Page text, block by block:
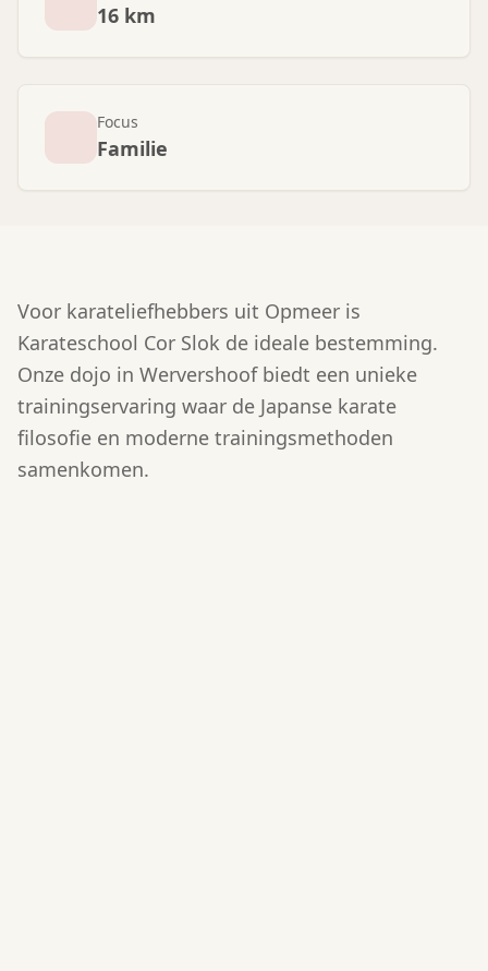
16 km
Focus
Familie
Voor karateliefhebbers uit Opmeer is
Karateschool Cor Slok de ideale bestemming.
Onze dojo in Wervershoof biedt een unieke
trainingservaring waar de Japanse karate
filosofie en moderne trainingsmethoden
samenkomen.